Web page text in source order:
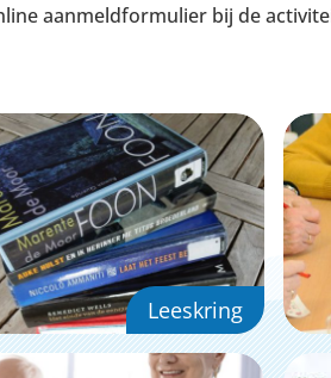
aanmeldformulier bij de
Leeskring